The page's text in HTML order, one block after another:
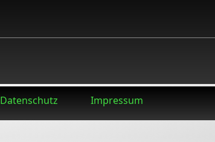
Datenschutz Impressum